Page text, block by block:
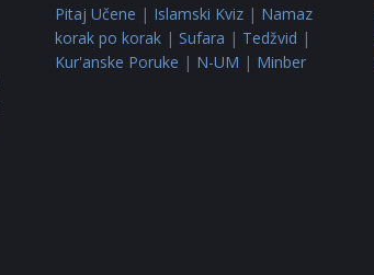
Pitaj Učene | Islamski Kviz| Namaz
korak po korak| Sufara | Tedžvid |
Kur'anske Poruke | N-UM | Minber